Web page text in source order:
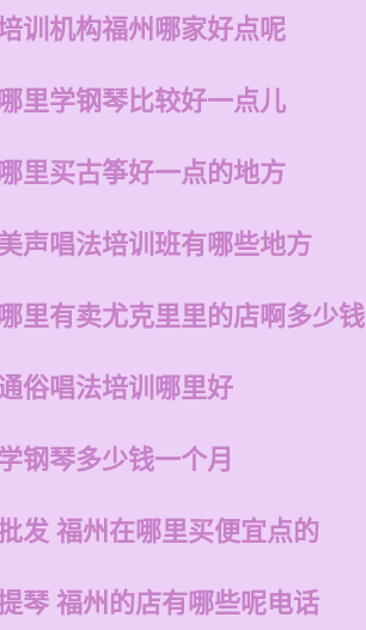
训机构福州哪家好点呢
里学钢琴比较好一点儿
里买古筝好一点的地方
声唱法培训班有哪些地方
里有卖尤克里里的店啊多少钱
俗唱法培训哪里好
钢琴多少钱一个月
发 福州在哪里买便宜点的
琴 福州的店有哪些呢电话